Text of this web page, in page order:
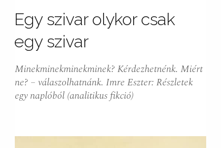
o
Egy szivar olykor csak
egy szivar
Minekminekminekminek? Kérdezhetnénk. Miért
ne? – válaszolhatnánk. Imre Eszter: Részletek
egy naplóból (analitikus fikció)